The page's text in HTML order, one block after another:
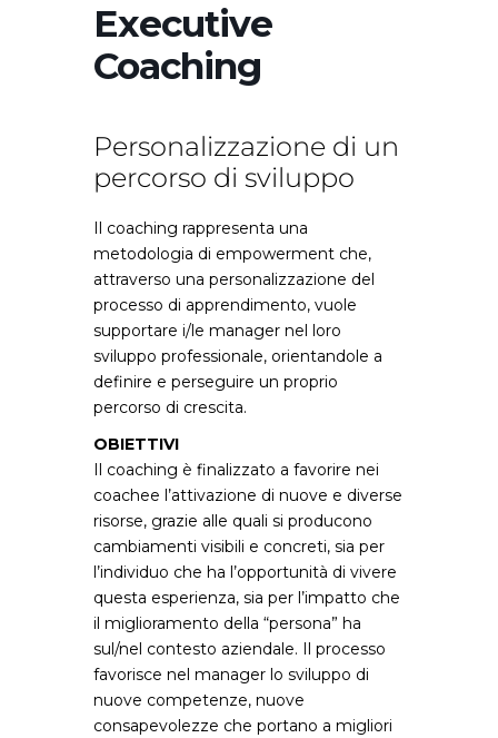
Executive
Coaching
Personalizzazione di un
percorso di sviluppo
Il coaching rappresenta una
metodologia di empowerment che,
attraverso una personalizzazione del
processo di apprendimento, vuole
supportare i/le manager nel loro
sviluppo professionale, orientandole a
definire e perseguire un proprio
percorso di crescita.
OBIETTIVI
Il coaching è finalizzato a favorire nei
coachee l’attivazione di nuove e diverse
risorse, grazie alle quali si producono
cambiamenti visibili e concreti, sia per
l’individuo che ha l’opportunità di vivere
questa esperienza, sia per l’impatto che
il miglioramento della “persona” ha
sul/nel contesto aziendale. Il processo
favorisce nel manager lo sviluppo di
nuove competenze, nuove
consapevolezze che portano a migliori